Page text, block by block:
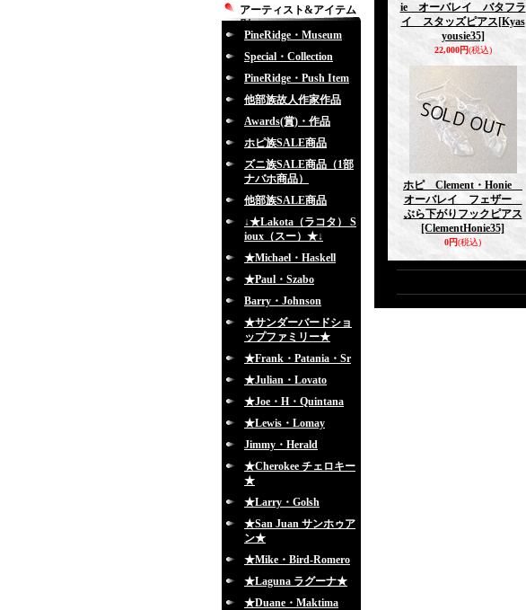
アーティスト&アイテム
別
PineRidge・Museum
Special・Collection
PineRidge・Push Item
他部族故人作家作品
Awards(賞)・作品
ホピ族SALE商品
ズニ族SALE商品（1部
ナバホ商品）
他部族SALE商品
↓★Lakota（ラコタ） S
ioux（スー）★↓
★Michael・Haskell
★Paul・Szabo
Barry・Johnson
★サンダーバードショ
ップファミリー★
★Frank・Patania・Sr
★Julian・Lovato
★Joe・H・Quintana
★Lewis・Lomay
Jimmy・Herald
★Cherokee チェロキー
★
★Larry・Golsh
★San Juan サンホゥア
ン★
★Mike・Bird-Romero
★Laguna ラグーナ★
★Duane・Maktima
ie オーバレイ バタフラ
イ スタッズピアス [Kyas
yousie35]
22,000円(税込)
ホピ Clement・Honie
オーバレイ フェザー
ぶら下がりフックピアス
[ClementHonie35]
0円(税込)